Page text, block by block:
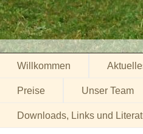
Willkommen
Preise Unser Team
Downloads, Links und